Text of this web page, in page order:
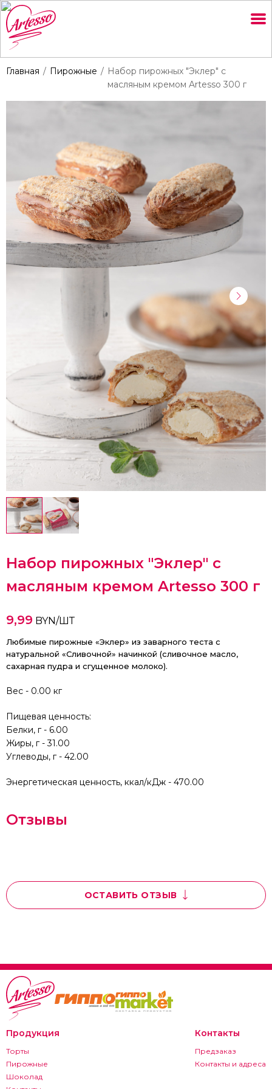
Главная Пирожные
Набор пирожных "Эклер" с
масляным кремом Artesso 300 г
Набор пирожных "Эклер" с
масляным кремом Artesso 300 г
9,99 BYN/ШТ
Любимые пирожные «Эклер» из заварного теста с
натуральной «Сливочной» начинкой (сливочное масло,
сахарная пудра и сгущенное молоко).
Вес - 0.00 кг
Пищевая ценность:
Белки, г - 6.00
Жиры, г - 31.00
Углеводы, г - 42.00
Энергетическая ценность, ккал/кДж - 470.00
Отзывы
Нам важно, что вы думаете!
Имя
ОСТАВИТЬ ОТЗЫВ
Продукция
Торты
Пирожные
Шоколад
Контакты
Предзаказ
Контакты и адреса